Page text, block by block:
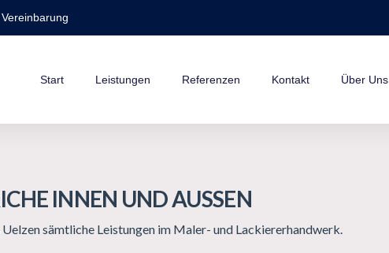
Start Leistungen Referenzen Kontakt Über Uns
INNEN UND AUSSEN
sämtliche Leistungen im Maler- und Lackiererhandwerk.